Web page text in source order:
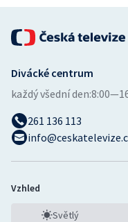
Divácké centrum
každý všední den:
261 136 113
Vzhled
Světlý